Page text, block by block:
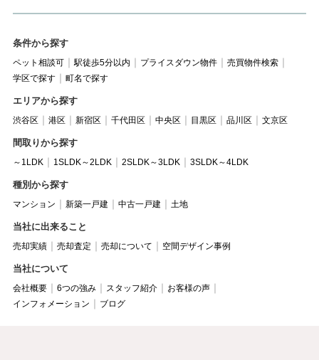
条件から探す
ペット相談可 駅徒歩5分以内 プライスダウン物件
売買物件検索
学区で探す
町名で探す
エリアから探す
渋谷区 港区 新宿区 千代田区 中央区 目黒区 品川区 文京区
間取りから探す
～1LDK 1SLDK～2LDK 2SLDK～3LDK 3SLDK～4LDK
種別から探す
マンション 新築一戸建 中古一戸建 土地
当社に出来ること
売却実績 売却査定 売却について 空間デザイン事例
当社について
会社概要 6つの強み スタッフ紹介
お客様の声
インフォメーション
ブログ